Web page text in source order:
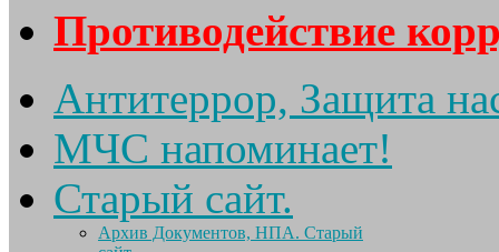
Противодействие
Антитеррор, Защита
МЧС напоминает!
Старый сайт.
Архив Документов, НПА. Старый